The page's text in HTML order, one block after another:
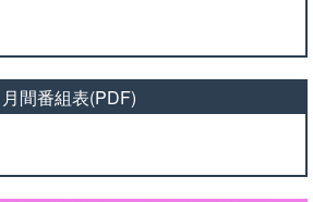
月間番組表(PDF)